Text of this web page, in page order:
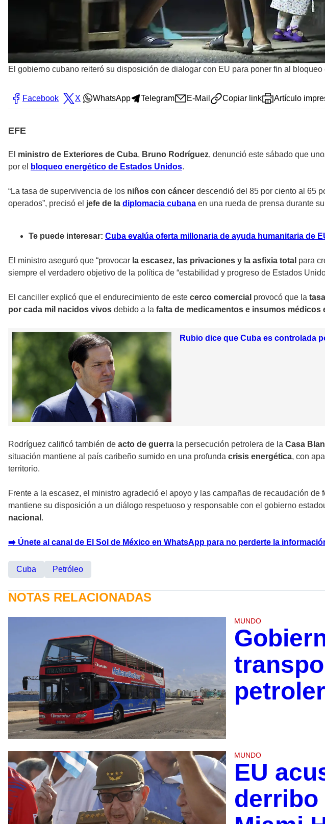
El gobierno cubano reiteró su disposición de dialogar con EU para poner fin al bloqueo
Facebook X WhatsApp Telegram E-Mail Copiar link Artículo
EFE
El ministro de Exteriores de Cuba, Bruno Rodríguez, denunció este sábado que
por el
bloqueo energético de Estados Unidos.
“La tasa de supervivencia de los niños con cáncer descendió del 85 por ciento al 65
operados”, precisó el jefe de la diplomacia cubana en una rueda de prensa durante
Te puede interesar: Cuba evalúa oferta millonaria de ayuda humanitaria de
El ministro aseguró que “provocar la escasez, las privaciones y la asfixia total para
siempre el verdadero objetivo de la política de “estabilidad y progreso de Estados
El canciller explicó que el endurecimiento de este cerco comercial provocó que la
por cada mil nacidos vivos debido a la falta de medicamentos e insumos médicos
Rubio dice que Cuba es controlada
Rodríguez calificó también de acto de guerra la persecución petrolera de la Casa
situación mantiene al país caribeño sumido en una profunda crisis energética, con
territorio.
Frente a la escasez, el ministro agradeció el apoyo y las campañas de recaudación
mantiene su disposición a un diálogo respetuoso y responsable con el gobierno
nacional .
➡️ Únete al canal de El Sol de México en WhatsApp para no perderte la
Cuba Petróleo
NOTAS RELACIONADAS
MUNDO
MUNDO
EU
derribo